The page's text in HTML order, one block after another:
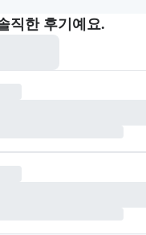
직한 후기예요.